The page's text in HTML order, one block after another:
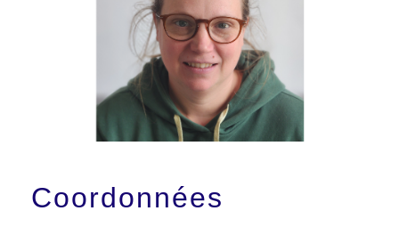
Coordonnées